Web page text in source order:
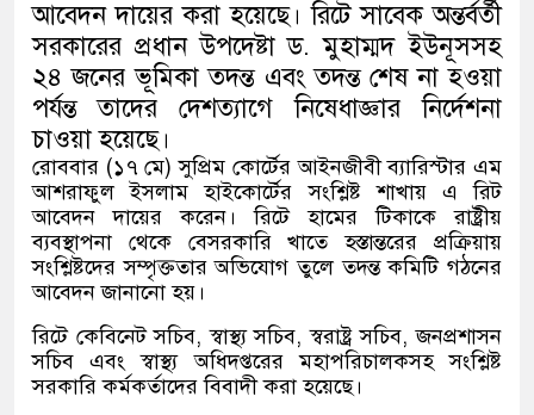
ক্ষোভে ফেটে পড়েছে মেহেরপুরবাসী
দিনাজপুর পলিটেকনিক
নিবন্ধনের আনুষ্ঠানিক উদ্বোধন
পূর্বধলায় কেন্দ্রীয় মন্দিরের ৭১
পরিচিতি সভায় দায়িত্ব হস্তান্তর
আবেদন দায়ের করা হয়েছে। রিটে সাবেক অন্তর্বর্তী
সরকারের প্রধান উপদেষ্টা ড. মুহাম্মদ ইউনূসসহ
২৪ জনের ভূমিকা তদন্ত এবং তদন্ত শেষ না হওয়া
পর্যন্ত তাদের দেশত্যাগে নিষেধাজ্ঞার নির্দেশনা
চাওয়া হয়েছে।
রোববার (১৭ মে) সুপ্রিম কোর্টের আইনজীবী ব্যারিস্টার এম
আশরাফুল ইসলাম হাইকোর্টের সংশ্লিষ্ট শাখায় এ রিট
আবেদন দায়ের করেন। রিটে হামের টিকাকে রাষ্ট্রীয়
ব্যবস্থাপনা থেকে বেসরকারি খাতে হস্তান্তরের প্রক্রিয়ায়
সংশ্লিষ্টদের সম্পৃক্ততার অভিযোগ তুলে তদন্ত কমিটি গঠনের
আবেদন জানানো হয়।
রিটে কেবিনেট সচিব, স্বাস্থ্য সচিব, স্বরাষ্ট্র সচিব, জনপ্রশাসন
সচিব এবং স্বাস্থ্য অধিদপ্তরের মহাপরিচালকসহ সংশ্লিষ্ট
সরকারি কর্মকর্তাদের বিবাদী করা হয়েছে।